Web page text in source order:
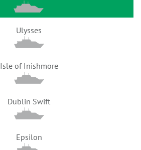
Ulysses
Isle of Inishmore
Dublin Swift
Epsilon